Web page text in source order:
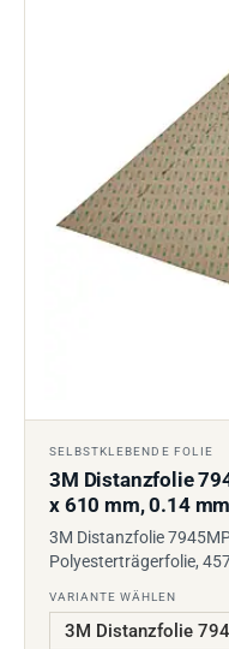
SELBSTKLEBENDE FOLIE
3M Distanzfolie
x 610 mm, 0.14 mm
3M Distanzfolie
Polyesterträgerfolie,
VARIANTE WÄHLEN